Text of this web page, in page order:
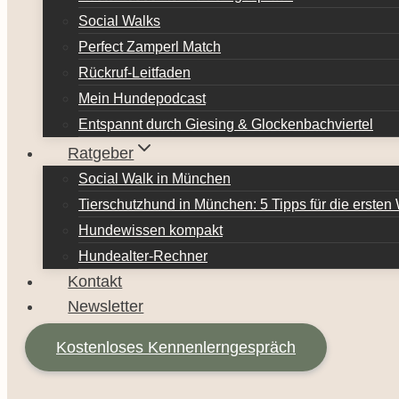
Social Walks
Perfect Zamperl Match
Rückruf-Leitfaden
Mein Hundepodcast
Entspannt durch Giesing & Glockenbachviertel
Ratgeber
Social Walk in München
Tierschutzhund in München: 5 Tipps für die ersten
Hundewissen kompakt
Hundealter-Rechner
Kontakt
Newsletter
Kostenloses Kennenlerngespräch